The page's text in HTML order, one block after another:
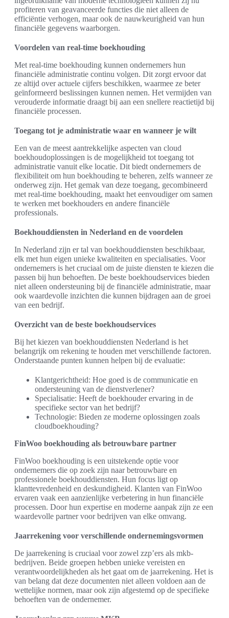
profiteren van geavanceerde functies die niet alleen de
efficiëntie verhogen, maar ook de nauwkeurigheid van hun
financiële gegevens waarborgen.
Voordelen van real-time boekhouding
Met real-time boekhouding kunnen ondernemers hun
financiële administratie continu volgen. Dit zorgt ervoor dat
ze altijd over actuele cijfers beschikken, waarmee ze beter
geïnformeerd beslissingen kunnen nemen. Het vermijden van
verouderde informatie draagt bij aan een snellere reactietijd bij
financiële processen.
Toegang tot je administratie waar en wanneer je wilt
Een van de meest aantrekkelijke aspecten van cloud
boekhoudoplossingen is de mogelijkheid tot toegang tot
administratie vanuit elke locatie. Dit biedt ondernemers de
flexibiliteit om hun boekhouding te beheren, zelfs wanneer ze
onderweg zijn. Het gemak van deze toegang, gecombineerd
met real-time boekhouding, maakt het eenvoudiger om samen
te werken met boekhouders en andere financiële
professionals.
Boekhouddiensten in Nederland en de voordelen
In Nederland zijn er tal van boekhouddiensten beschikbaar,
elk met hun eigen unieke kwaliteiten en specialisaties. Voor
ondernemers is het cruciaal om de juiste diensten te kiezen die
passen bij hun behoeften. De beste boekhoudservices bieden
niet alleen ondersteuning bij de financiële administratie, maar
ook waardevolle inzichten die kunnen bijdragen aan de groei
van een bedrijf.
Overzicht van de beste boekhoudservices
Bij het kiezen van boekhouddiensten Nederland is het
belangrijk om rekening te houden met verschillende factoren.
Onderstaande punten kunnen helpen bij de evaluatie:
Klantgerichtheid: Hoe goed is de communicatie en
ondersteuning van de dienstverlener?
Specialisatie: Heeft de boekhouder ervaring in de
specifieke sector van het bedrijf?
Technologie: Bieden ze moderne oplossingen zoals
cloudboekhouding?
FinWoo boekhouding als betrouwbare partner
FinWoo boekhouding is een uitstekende optie voor
ondernemers die op zoek zijn naar betrouwbare en
professionele boekhouddiensten. Hun focus ligt op
klanttevredenheid en deskundigheid. Klanten van FinWoo
ervaren vaak een aanzienlijke verbetering in hun financiële
processen. Door hun expertise en moderne aanpak zijn ze een
waardevolle partner voor bedrijven van elke omvang.
Jaarrekening voor verschillende ondernemingsvormen
De jaarrekening is cruciaal voor zowel zzp’ers als mkb-
bedrijven. Beide groepen hebben unieke vereisten en
verantwoordelijkheden als het gaat om de jaarrekening. Het is
van belang dat deze documenten niet alleen voldoen aan de
wettelijke normen, maar ook zijn afgestemd op de specifieke
behoeften van de ondernemer.